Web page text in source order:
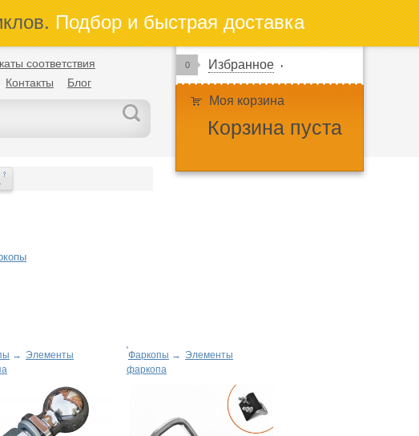
Подбор и быстрая доставка
соответствия
Контакты Блог
0 Избранное
Моя корзина
Корзина пуста
→ Элементы
Фаркопы → Элементы
фаркопа